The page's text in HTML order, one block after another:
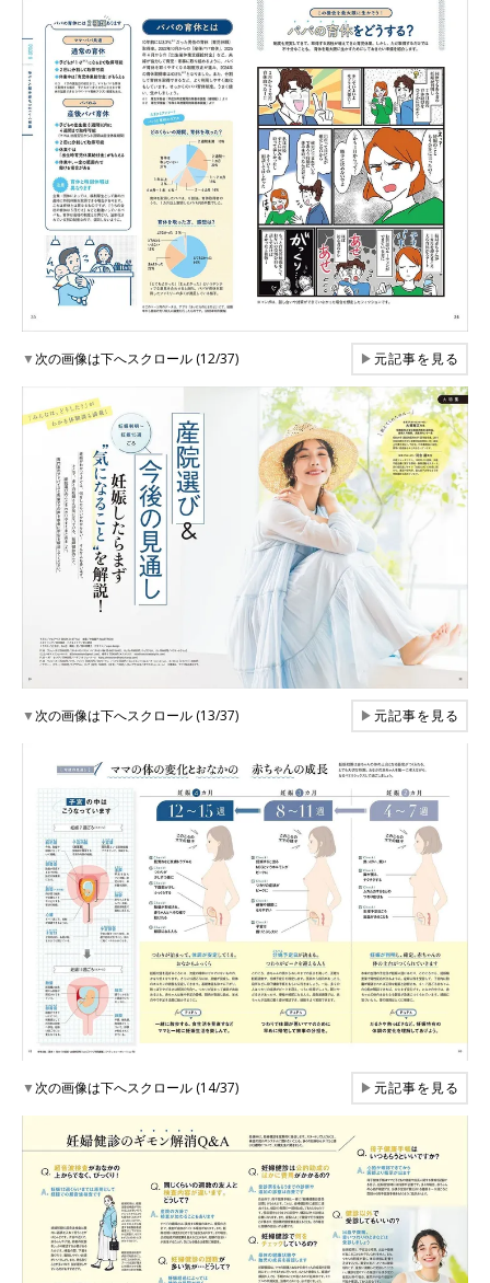
▼次の画像は下へスクロール (12/37) ▶元記事を見る
▼次の画像は下へスクロール (13/37) ▶元記事を見る
▼次の画像は下へスクロール (14/37) ▶元記事を見る